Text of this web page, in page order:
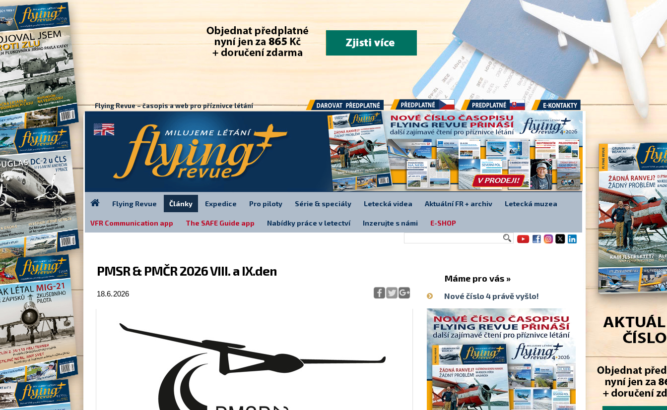
PMSR & PMČR 2026 VIII. a IX.den
18.6.2026
Máme pro vás »
Nové číslo 4 právě vyšlo!
Flying Revue – časopis a web pro příznivce létání
Darovat předplatné Předplatné Předplatné E-kontakty
Flying Revue Články Expedice Pro piloty Série & speciály Letecká videa Aktuální FR + archiv Letecká muzea
VFR Communication app The SAFE Guide app Nabídky práce v letectví Inzerujte s námi E-SHOP